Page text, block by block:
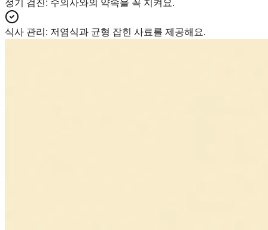
정기 검진: 수의사와의 약속을 꼭 지켜요.
식사 관리 : 저염식과 균형 잡힌 사료를 제공해요.